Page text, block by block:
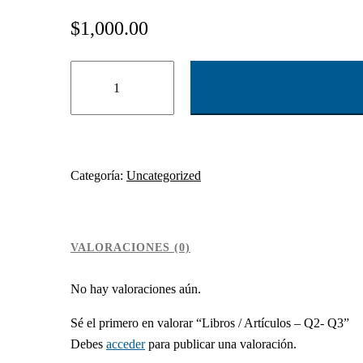
$1,000.00
Artículos
Q3
Categoría: Uncategorized
VALORACIONES (0)
No hay valoraciones aún.
Sé el primero en valorar “Libros / Artículos – Q2- Q3”
Debes accederpara publicar una valoración.